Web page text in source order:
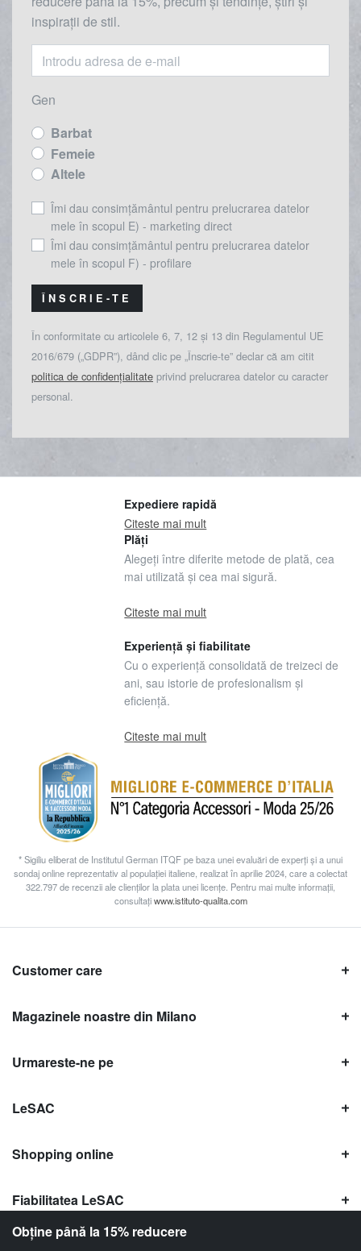
inspirații de stil.
Gen
Barbat
Femeie
Altele
Îmi dau consimțământul pentru prelucrarea datelor
mele în scopul E) - marketing direct
Îmi dau consimțământul pentru prelucrarea datelor
mele în scopul F) - profilare
ÎNSCRIE-TE
În conformitate cu articolele 6, 7, 12 și 13 din Regulamentul UE
2016/679 („GDPR”), dând clic pe „Înscrie-te” declar că am citit
politica de confidențialitate privind prelucrarea datelor cu caracter
personal.
Obține până la 15% reducere
Expediere rapidă
Citeste mai mult
Plăți
Alegeți între diferite metode de plată, cea
mai utilizată și cea mai sigură.
Citeste mai mult
Experiență și fiabilitate
Cu o experiență consolidată de treizeci de
ani, sau istorie de profesionalism și
eficiență.
Citeste mai mult
* Sigiliu eliberat de Institutul German ITQF pe baza unei evaluări de experți și a unui
sondaj online reprezentativ al populației italiene, realizat în aprilie 2024, care a colectat
322.797 de recenzii ale clienților la plata unei licențe. Pentru mai multe informații,
consultațiwww.istituto-qualita.com
Customer care
Magazinele noastre din Milano
Urmareste-ne pe
LeSAC
Shopping online
Fiabilitatea LeSAC